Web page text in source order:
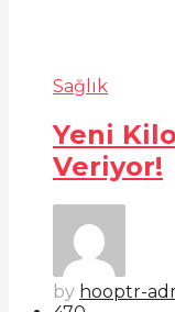
Sağlık
Yeni
Veriyor!
by hooptr-